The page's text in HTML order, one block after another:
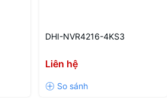
DHI-NVR4216-4KS3
Liên hệ